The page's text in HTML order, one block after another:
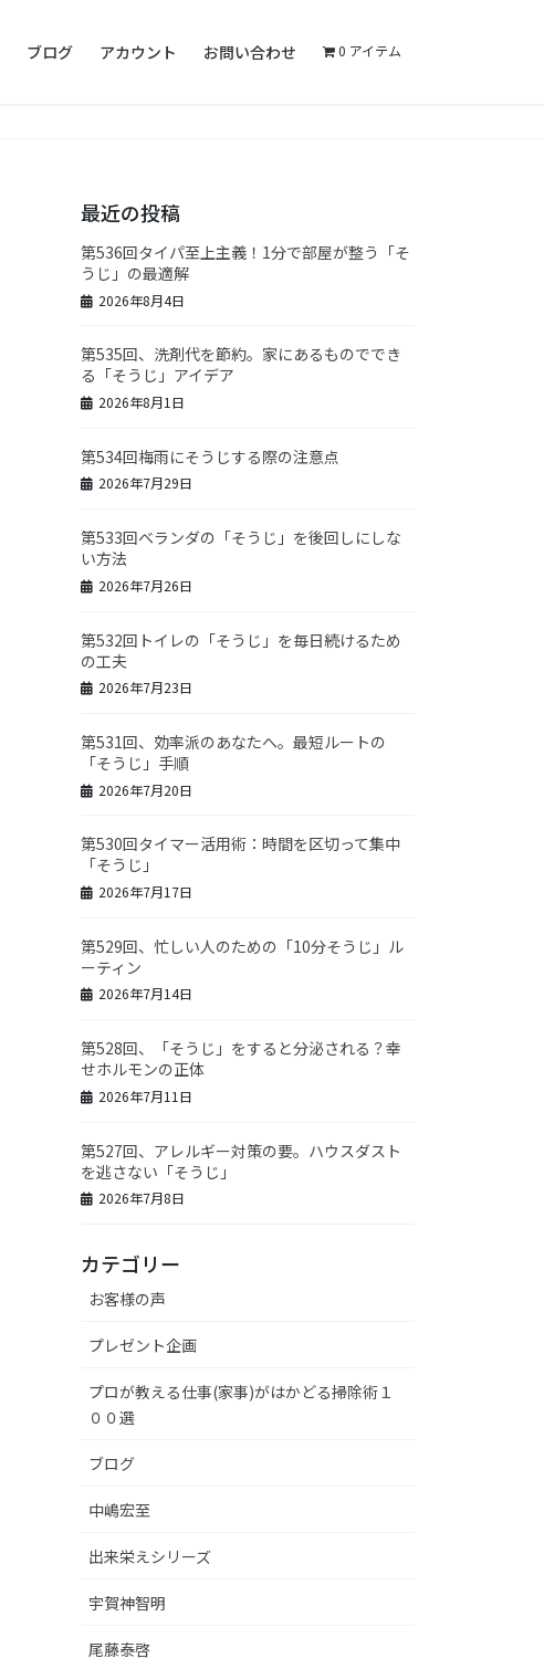
ブログ アカウント お問い合わせ 0 アイテム
最近の投稿
第536回タイパ至上主義！1分で部屋が整う「そ
うじ」の最適解
2026年8月4日
第535回、洗剤代を節約。家にあるものででき
る「そうじ」アイデア
2026年8月1日
第534回梅雨にそうじする際の注意点
2026年7月29日
第533回ベランダの「そうじ」を後回しにしな
い方法
2026年7月26日
第532回トイレの「そうじ」を毎日続けるため
の工夫
2026年7月23日
第531回、効率派のあなたへ。最短ルートの
「そうじ」手順
2026年7月20日
第530回タイマー活用術：時間を区切って集中
「そうじ」
2026年7月17日
第529回、忙しい人のための「10分そうじ」ル
ーティン
2026年7月14日
第528回、「そうじ」をすると分泌される？幸
せホルモンの正体
2026年7月11日
第527回、アレルギー対策の要。ハウスダスト
を逃さない「そうじ」
2026年7月8日
カテゴリー
お客様の声
プレゼント企画
プロが教える仕事(家事)がはかどる掃除術１
００選
ブログ
中嶋宏至
出来栄えシリーズ
宇賀神智明
尾藤泰啓